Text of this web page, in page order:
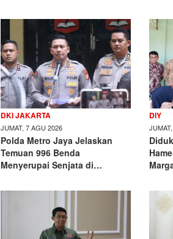
DKI JAKARTA
JUMAT, 7 AGU 2026
Polda Metro Jaya Jelaskan
Temuan 996 Benda
Menyerupai Senjata di…
DIY